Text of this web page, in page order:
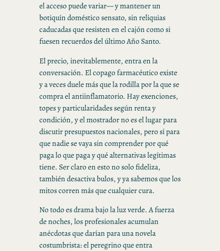
el acceso puede variar— y mantener un
botiquín doméstico sensato, sin reliquias
caducadas que resisten en el cajón como si
fuesen recuerdos del último Año Santo.
El precio, inevitablemente, entra en la
conversación. El copago farmacéutico existe
y a veces duele más que la rodilla por la que se
compra el antiinflamatorio. Hay exenciones,
topes y particularidades según renta y
condición, y el mostrador no es el lugar para
discutir presupuestos nacionales, pero sí para
que nadie se vaya sin comprender por qué
paga lo que paga y qué alternativas legítimas
tiene. Ser claro en esto no solo fideliza,
también desactiva bulos, y ya sabemos que los
mitos corren más que cualquier cura.
No todo es drama bajo la luz verde. A fuerza
de noches, los profesionales acumulan
anécdotas que darían para una novela
costumbrista: el peregrino que entra